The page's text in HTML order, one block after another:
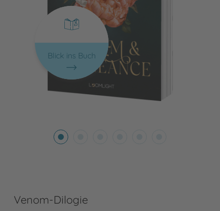
Blick ins Buch
Venom-Dilogie